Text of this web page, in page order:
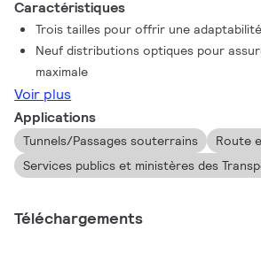
Caractéristiques
Trois tailles pour offrir une
Neuf distributions optiques pour
maximale
Voir plus
Applications
Tunnels/Passages souterrains
Route
Services publics et ministères des
Téléchargements